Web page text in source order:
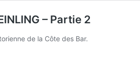
– Partie 2
de la Côte des Bar.